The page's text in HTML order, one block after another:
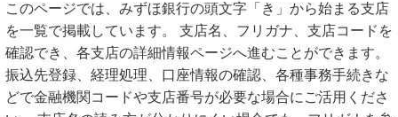
このページでは、みずほ銀行の頭文字「き」から始まる支店
を一覧で掲載しています。 支店名、フリガナ、支店コードを
確認でき、各支店の詳細情報ページへ進むことができます。
振込先登録、経理処理、口座情報の確認、各種事務手続きな
どで金融機関コードや支店番号が必要な場合にご活用くださ